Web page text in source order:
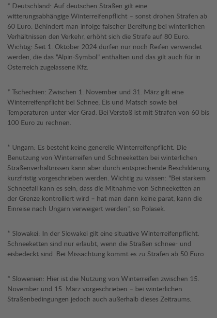
* Deutschland: Auf deutschen Straßen gilt eine
witterungsabhängige Winterreifenpflicht – sonst drohen Strafen ab
60 Euro. Behindert man infolge falscher Bereifung bei winterlichen
Verhältnissen den Verkehr, erhöht sich die Strafe auf 80 Euro.
Wichtig: Seit 1. Oktober 2024 dürfen nur noch Reifen verwendet
werden, die das "Alpin-Symbol" enthalten und das gilt auch für in
Österreich zugelassene Kfz.
* Tschechien: Zwischen 1. November und 31. März gilt eine
Winterreifenpflicht bei Schnee, Eis und Matsch sowie bei
Temperaturen unter vier Grad. Bei Verstoß ist mit Strafen von 60 bis
100 Euro zu rechnen.
* Ungarn: Es besteht keine generelle Winterreifenpflicht. Die
Benutzung von Winterreifen und Schneeketten bei winterlichen
Straßenverhältnissen kann aber durch entsprechende Beschilderung
kurzfristig vorgeschrieben werden. Wichtig zu wissen: "Bei starkem
Schneefall kann es sein, dass die Mitnahme von Schneeketten an
der Grenze kontrolliert wird – hat man dann keine parat, kann die
Einreise nach Ungarn verweigert werden", so Polasek.
* Slowakei: In der Slowakei gilt eine situative Winterreifenpflicht.
Schneeketten sind nur erlaubt, wenn die Straßen schnee- und
eisbedeckt sind. Bei Missachtung kommt es zu Strafen ab 50 Euro.
* Slowenien: Hier ist die Nutzung von Winterreifen zwischen 15.
November und 15. März vorgeschrieben – bei winterlichen
Straßenbedingungen jedoch auch außerhalb dieses Zeitraums.